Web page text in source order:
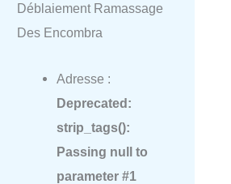
Déblaiement Ramassage
Des Encombra
Adresse :
Deprecated:
strip_tags():
Passing null to
parameter #1